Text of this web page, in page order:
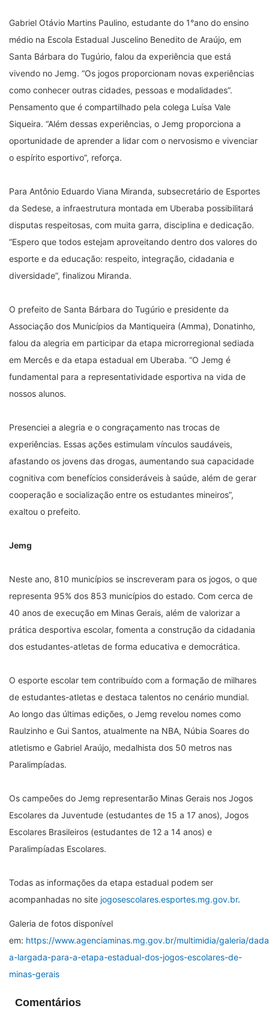
Gabriel Otávio Martins Paulino, estudante do 1°ano do ensino
médio na Escola Estadual Juscelino Benedito de Araújo, em
Santa Bárbara do Tugúrio, falou da experiência que está
vivendo no Jemg. “Os jogos proporcionam novas experiências
como conhecer outras cidades, pessoas e modalidades”.
Pensamento que é compartilhado pela colega Luísa Vale
Siqueira. “Além dessas experiências, o Jemg proporciona a
oportunidade de aprender a lidar com o nervosismo e vivenciar
o espírito esportivo”, reforça.
Para Antônio Eduardo Viana Miranda, subsecretário de Esportes
da Sedese, a infraestrutura montada em Uberaba possibilitará
disputas respeitosas, com muita garra, disciplina e dedicação.
“Espero que todos estejam aproveitando dentro dos valores do
esporte e da educação: respeito, integração, cidadania e
diversidade”, finalizou Miranda.
O prefeito de Santa Bárbara do Tugúrio e presidente da
Associação dos Municípios da Mantiqueira (Amma), Donatinho,
falou da alegria em participar da etapa microrregional sediada
em Mercês e da etapa estadual em Uberaba. “O Jemg é
fundamental para a representatividade esportiva na vida de
nossos alunos.
Presenciei a alegria e o congraçamento nas trocas de
experiências. Essas ações estimulam vínculos saudáveis,
afastando os jovens das drogas, aumentando sua capacidade
cognitiva com benefícios consideráveis à saúde, além de gerar
cooperação e socialização entre os estudantes mineiros”,
exaltou o prefeito.
Jemg
Neste ano, 810 municípios se inscreveram para os jogos, o que
representa 95% dos 853 municípios do estado. Com cerca de
40 anos de execução em Minas Gerais, além de valorizar a
prática desportiva escolar, fomenta a construção da cidadania
dos estudantes-atletas de forma educativa e democrática.
O esporte escolar tem contribuído com a formação de milhares
de estudantes-atletas e destaca talentos no cenário mundial.
Ao longo das últimas edições, o Jemg revelou nomes como
Raulzinho e Gui Santos, atualmente na NBA, Núbia Soares do
atletismo e Gabriel Araújo, medalhista dos 50 metros nas
Paralimpíadas.
Os campeões do Jemg representarão Minas Gerais nos Jogos
Escolares da Juventude (estudantes de 15 a 17 anos), Jogos
Escolares Brasileiros (estudantes de 12 a 14 anos) e
Paralimpíadas Escolares.
Todas as informações da etapa estadual podem ser
acompanhadas no site jogosescolares.esportes.mg.gov.br.
Galeria de fotos disponível
em: https://www.agenciaminas.mg.gov.br/multimidia/galeria/
a-largada-para-a-etapa-estadual-dos-jogos-escolares-de-
minas-gerais
Comentários